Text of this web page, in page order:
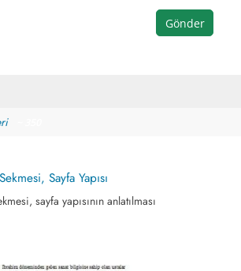
Gönder
Sayfa Yapısı
sayfa yapısının anlatılması